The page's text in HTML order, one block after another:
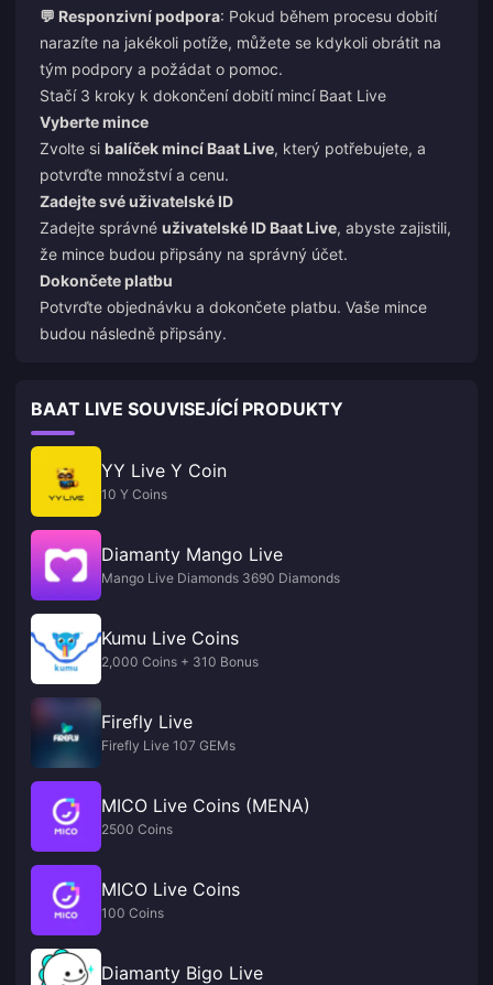
💬 Responzivní podpora: Pokud během procesu dobití
narazíte na jakékoli potíže, můžete se kdykoli obrátit na
tým podpory a požádat o pomoc.
Stačí 3 kroky k dokončení dobití mincí Baat Live
Vyberte mince
Zvolte si balíček mincí Baat Live, který potřebujete, a
potvrďte množství a cenu.
Zadejte své uživatelské ID
Zadejte správné uživatelské ID Baat Live, abyste zajistili,
že mince budou připsány na správný účet.
Dokončete platbu
Potvrďte objednávku a dokončete platbu. Vaše mince
budou následně připsány.
BAAT LIVE SOUVISEJÍCÍ PRODUKTY
YY Live Y Coin
10 Y Coins
Diamanty Mango Live
Mango Live Diamonds 3690 Diamonds
Kumu Live Coins
2,000 Coins + 310 Bonus
Firefly Live
Firefly Live 107 GEMs
MICO Live Coins (MENA)
2500 Coins
MICO Live Coins
100 Coins
Diamanty Bigo Live